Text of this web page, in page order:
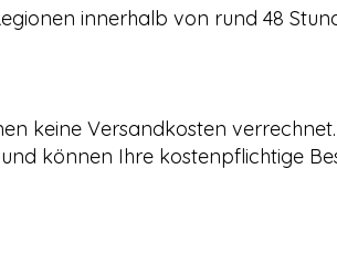
innerhalb von rund 48
keine Versandkosten
können Ihre kostenpflichtige